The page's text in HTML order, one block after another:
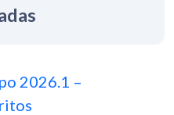
2026.1 –